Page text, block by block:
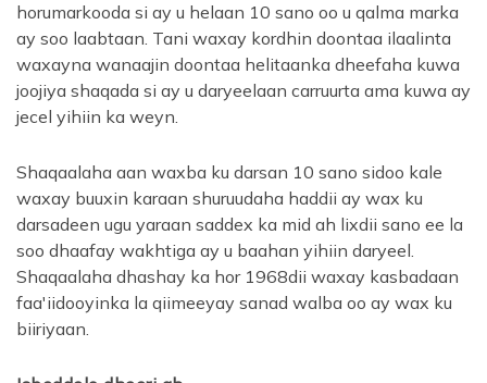
horumarkooda si ay u helaan 10 sano oo u qalma marka
ay soo laabtaan. Tani waxay kordhin doontaa ilaalinta
waxayna wanaajin doontaa helitaanka dheefaha kuwa
joojiya shaqada si ay u daryeelaan carruurta ama kuwa ay
jecel yihiin ka weyn.
Shaqaalaha aan waxba ku darsan 10 sano sidoo kale
waxay buuxin karaan shuruudaha haddii ay wax ku
darsadeen ugu yaraan saddex ka mid ah lixdii sano ee la
soo dhaafay wakhtiga ay u baahan yihiin daryeel.
Shaqaalaha dhashay ka hor 1968dii waxay kasbadaan
faa'iidooyinka la qiimeeyay sanad walba oo ay wax ku
biiriyaan.